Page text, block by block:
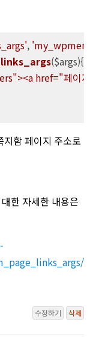
,
($args){
href="페이지
함 페이지 주소로
한 자세한 내용은
수정하기 삭제